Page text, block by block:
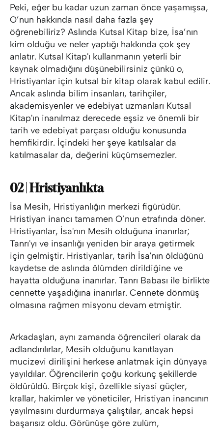
Peki, eğer bu kadar uzun zaman önce yaşamışsa,
O’nun hakkında nasıl daha fazla şey
öğrenebiliriz? Aslında Kutsal Kitap bize, İsa’nın
kim olduğu ve neler yaptığı hakkında çok şey
anlatır. Kutsal Kitap'ı kullanmanın yeterli bir
kaynak olmadığını düşünebilirsiniz çünkü o,
Hristiyanlar için kutsal bir kitap olarak kabul edilir.
Ancak aslında bilim insanları, tarihçiler,
akademisyenler ve edebiyat uzmanları Kutsal
Kitap'ın inanılmaz derecede eşsiz ve önemli bir
tarih ve edebiyat parçası olduğu konusunda
hemfikirdir. İçindeki her şeye katılsalar da
katılmasalar da, değerini küçümsemezler.
02 | Hristiyanlıkta
İsa Mesih, Hristiyanlığın merkezi figürüdür.
Hristiyan inancı tamamen O’nun etrafında döner.
Hristiyanlar, İsa'nın Mesih olduğuna inanırlar;
Tanrı'yı ve insanlığı yeniden bir araya getirmek
için gelmiştir. Hristiyanlar, tarih İsa'nın öldüğünü
kaydetse de aslında ölümden dirildiğine ve
hayatta olduğuna inanırlar. Tanrı Babası ile birlikte
cennette yaşadığına inanırlar. Cennete dönmüş
olmasına rağmen misyonu devam etmiştir.
Arkadaşları, aynı zamanda öğrencileri olarak da
adlandırılırlar, Mesih olduğunu kanıtlayan
mucizevi dirilişini herkese anlatmak için dünyaya
yayıldılar. Öğrencilerin çoğu korkunç şekillerde
öldürüldü. Birçok kişi, özellikle siyasi güçler,
krallar, hakimler ve yöneticiler, Hristiyan inancının
yayılmasını durdurmaya çalıştılar, ancak hepsi
başarısız oldu. Görünüşe göre zulüm,